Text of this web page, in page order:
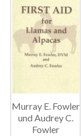
Murray E. Fowler
und Audrey C.
Fowler